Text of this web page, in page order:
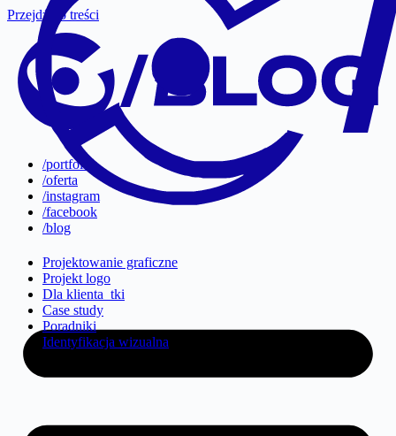
Przejdź do treści
/portfolio
/oferta
/instagram
/facebook
/blog
Projektowanie graficzne
Projekt logo
Dla klienta_tki
Case study
Poradniki
Identyfikacja wizualna